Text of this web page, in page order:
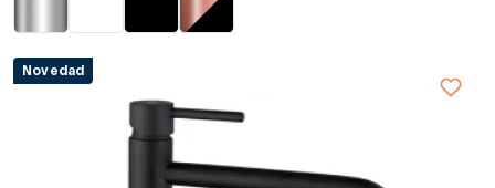
Novedad